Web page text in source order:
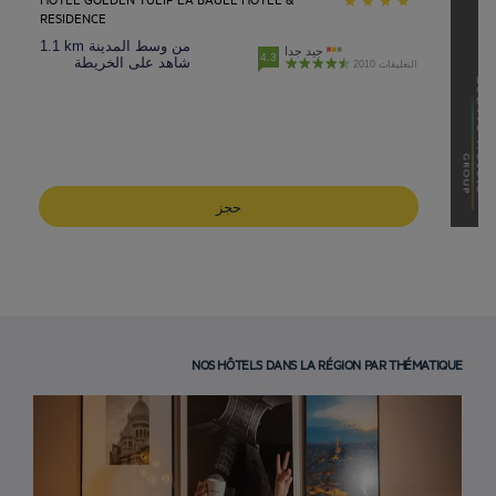
RESIDENCE
1.1 km من وسط المدينة
شاهد على الخريطة
4.3 جيد جدا
2010 التعليقات
حجز
NOS HÔTELS DANS LA RÉGION PAR THÉMATIQUE